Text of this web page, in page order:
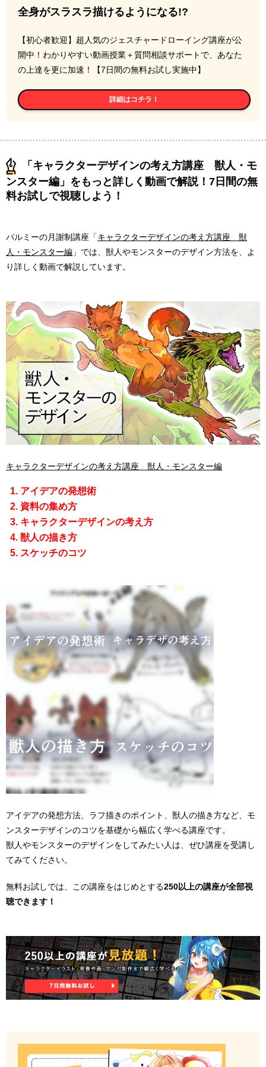
全身がスラスラ描けるようになる!?
【初心者歓迎】超人気のジェスチャードローイング講座が公
開中！わかりやすい動画授業＋質問相談サポートで、あなた
の上達を更に加速！【7日間の無料お試し実施中】
詳細はコチラ！
「キャラクターデザインの考え方講座 獣人・モ
ンスター編」をもっと詳しく動画で解説！7日間の無
料お試しで視聴しよう！
パルミーの月謝制講座「キャラクターデザインの考え方講座 獣
人・モンスター編 」では、獣人やモンスターのデザイン方法を、よ
り詳しく動画で解説しています。
キャラクターデザインの考え方講座 獣人・モンスター編
アイデアの発想術
資料の集め方
キャラクターデザインの考え方
獣人の描き方
スケッチのコツ
アイデアの発想方法、ラフ描きのポイント、獣人の描き方など、モ
ンスターデザインのコツを基礎から幅広く学べる講座です。
獣人やモンスターのデザインをしてみたい人は、ぜひ講座を受講し
てみてください。
無料お試しでは、この講座をはじめとする250以上の講座が全部視
聴できます！